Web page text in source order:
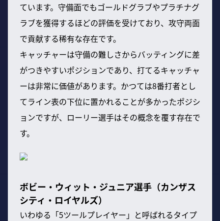
ています。守備面でもゴールドグラブやプラチナグ
ラブを獲得するほどの評価を受けており、攻守両面
で貢献する稀有な存在です。
キャッチャーは守備の難しさからバッティングに差
がつきやすいポジションであり、打てるキャッチャ
ーは非常に価値があります。かつては8番打者とし
てライン表の下位に置かれることが多かったポジシ
ョンですが、ローリー選手はその概念を覆す存在で
す。
ボビー・ウィット・ジュニア選手（カンザス
シティ・ロイヤルズ）
いわゆる「5ツールプレイヤー」と呼ばれるタイプ